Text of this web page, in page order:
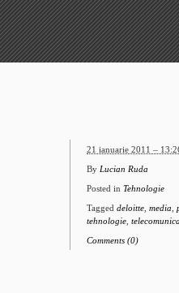
21 ianuarie 2011 –
By Lucian Ruda
Posted in Tehnologie
Tagged deloitte media
tehnologie
Comments (0)